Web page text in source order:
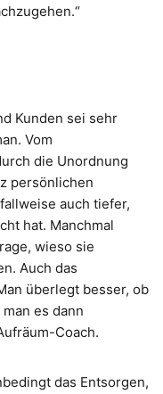
Kunden sei sehr
Vom
die Unordnung
persönlichen
auch tiefer,
hat. Manchmal
wieso sie
Auch das
überlegt besser, ob
es dann
Coach.
das Entsorgen,